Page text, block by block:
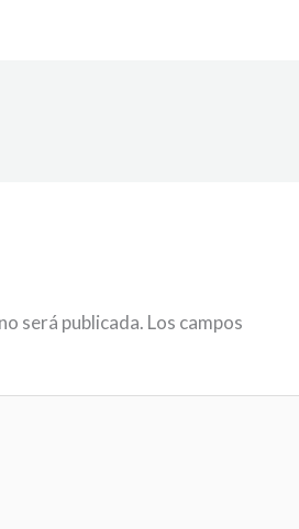
será publicada. Los campos